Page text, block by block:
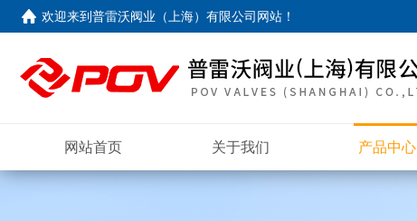
欢迎来到普雷沃阀业（上海）有限公司网站 ！
网站首页 关于我们 产品中心